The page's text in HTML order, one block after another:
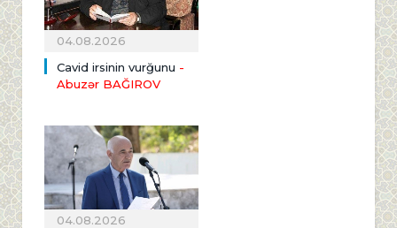
04.08.2026
Cavid irsinin vurğunu -
Abuzər BAĞIROV
04.08.2026